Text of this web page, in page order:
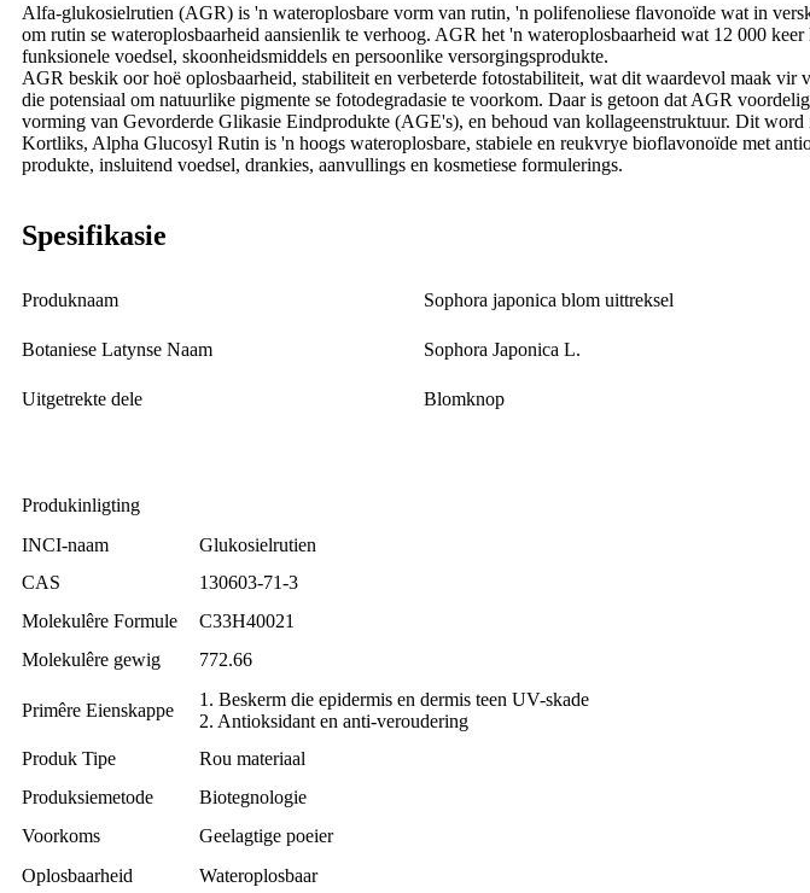
Alfa-glukosielrutien (AGR) is 'n wateroplosbare vorm van rutin, 'n polifenoliese flavonoïde wat in
om rutin se wateroplosbaarheid aansienlik te verhoog. AGR het 'n wateroplosbaarheid wat 12 000
funksionele voedsel, skoonheidsmiddels en persoonlike versorgingsprodukte.
AGR beskik oor hoë oplosbaarheid, stabiliteit en verbeterde fotostabiliteit, wat dit waardevol maak vir
die potensiaal om natuurlike pigmente se fotodegradasie te voorkom. Daar is getoon dat AGR
vorming van Gevorderde Glikasie Eindprodukte (AGE's), en behoud van kollageenstruktuur. Dit
Kortliks, Alpha Glucosyl Rutin is 'n hoogs wateroplosbare, stabiele en reukvrye bioflavonoïde met
produkte, insluitend voedsel, drankies, aanvullings en kosmetiese formulerings.
Spesifikasie
Produknaam Sophora japonica blom uittreksel
Botaniese Latynse Naam Sophora Japonica L.
Uitgetrekte dele Blomknop
Produkinligting
INCI-naam
Glukosielrutien
CAS
130603-71-3
Molekulêre Formule
C33H40021
Molekulêre gewig
772.66
Primêre Eienskappe
1. Beskerm die epidermis en dermis teen UV-skade
2. Antioksidant en anti-veroudering
Produk Tipe
Rou materiaal
Produksiemetode
Biotegnologie
Voorkoms
Geelagtige poeier
Oplosbaarheid
Wateroplosbaar